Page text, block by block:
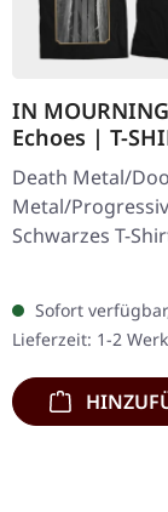
IN MOURNING
Echoes | T-
Death Metal/
Metal/
Schwarzes T-
exklusivem
Rückseite
Of The Loom
Valueweight…
Sofort
Lieferzeit: 1-2